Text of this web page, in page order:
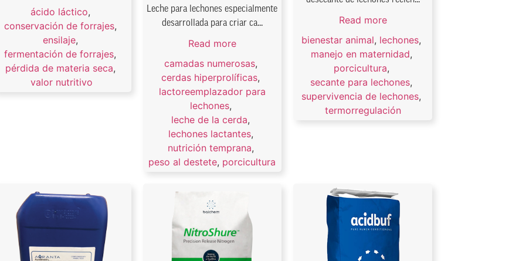
ácido láctico,
conservación de forrajes,
ensilaje,
fermentación de forrajes,
pérdida de materia seca,
valor nutritivo
Leche para lechones especialmente
desarrollada para criar ca...
Read more
camadas numerosas,
cerdas hiperprolíficas,
lactoreemplazador para
lechones,
leche de la cerda,
lechones lactantes,
nutrición temprana,
peso al destete, porcicultura
Read more
bienestar animal, lechones,
manejo en maternidad,
porcicultura,
secante para lechones,
supervivencia de lechones,
termorregulación